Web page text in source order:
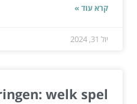
קרא עוד »
יול 31, 2024
welk spel